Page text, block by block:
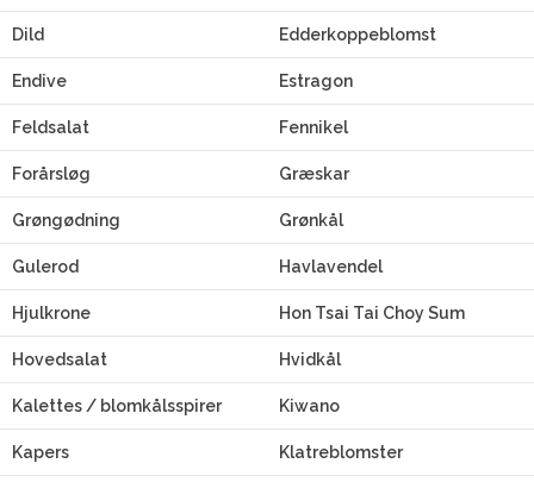
Dild Edderkoppeblomst
Endive Estragon
Feldsalat Fennikel
Forårsløg Græskar
Grøngødning Grønkål
Gulerod Havlavendel
Hjulkrone Hon Tsai Tai Choy Sum
Hovedsalat Hvidkål
Kalettes / blomkålsspirer Kiwano
Kapers Klatreblomster